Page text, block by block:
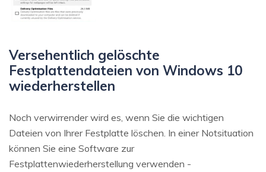
Versehentlich gelöschte
Festplattendateien von Windows 10
wiederherstellen
Noch verwirrender wird es, wenn Sie die wichtigen
Dateien von Ihrer Festplatte löschen. In einer Notsituation
können Sie eine Software zur
Festplattenwiederherstellung verwenden -